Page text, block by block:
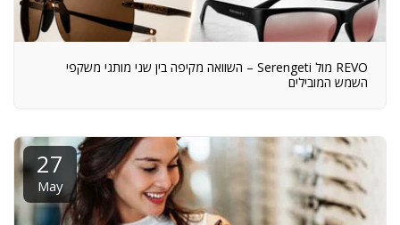
REVO מול Serengeti – השוואה מקיפה בין שני מותגי משקפי
השמש המובילים
27
May